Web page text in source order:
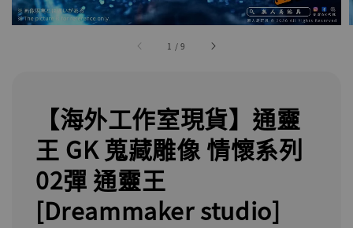
1 /9
【海外工作室現貨】通靈
王 GK 蒐藏雕像 情懷系列
02彈 通靈王
[Dreammaker studio]